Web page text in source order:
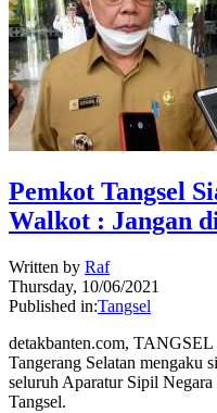
Pemkot Tangsel
Walkot : Jangan
Written by Raf
Thursday, 10/06/2021
Published in:Tangsel
detakbanten.com,
Tangerang Selatan mengaku
seluruh Aparatur Sipil
Tangsel.